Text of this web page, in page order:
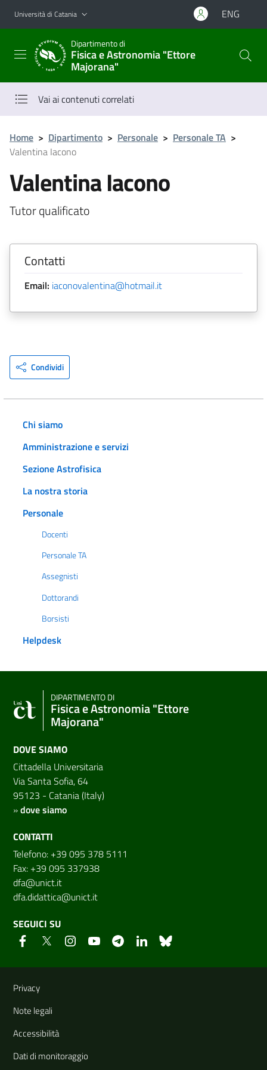
Vai al contenuto principale
Vai al menu di navigazione
Università di Catania ENG
Dipartimento di
Fisica e Astronomia "Ettore
Majorana"
Vai ai contenuti correlati
Home > Dipartimento > Personale > Personale TA >
Valentina Iacono
Valentina Iacono
Tutor qualificato
Contatti
Email: iaconovalentina@hotmail.it
Condividi
Chi siamo
Amministrazione e servizi
Sezione Astrofisica
La nostra storia
Personale
Docenti
Personale TA
Assegnisti
Dottorandi
Borsisti
Helpdesk
DIPARTIMENTO DI
Fisica e Astronomia "Ettore
Majorana"
DOVE SIAMO
Cittadella Universitaria
Via Santa Sofia, 64
95123 - Catania (Italy)
»dove siamo
CONTATTI
Telefono: +39 095 378 5111
Fax: +39 095 337938
dfa@unict.it
dfa.didattica@unict.it
SEGUICI SU
Link e informazioni utili
Privacy
Note legali
Accessibilità
Dati di monitoraggio